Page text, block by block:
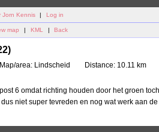
Jorn Kennis | Log in
map KML Back
Map/area: Lindscheid Distance: 10.11 km
6 omdat richting houden door het groen
niet super tevreden en nog wat werk aan